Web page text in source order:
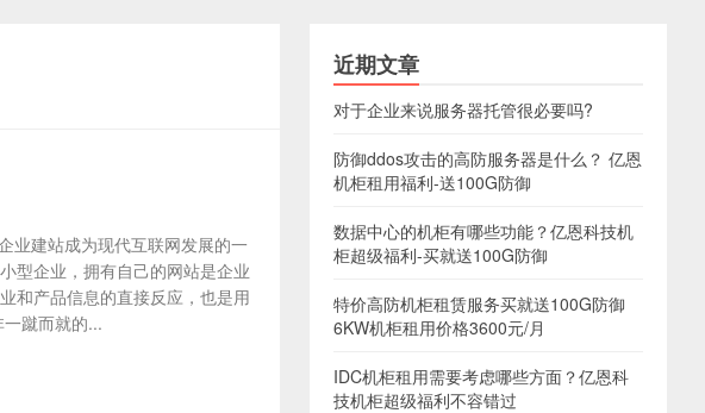
业建站成为现代互联网发展的一
型企业，拥有自己的网站是企业
和产品信息的直接反应，也是用
蹴而就的...
近期文章
对于企业来说服务器托管很必要吗?
防御ddos攻击的高防服务器是什么？ 亿恩
机柜租用福利-送100G防御
数据中心的机柜有哪些功能？亿恩科技机
柜超级福利-买就送100G防御
特价高防机柜租赁服务买就送100G防御
6KW机柜租用价格3600元/月
IDC机柜租用需要考虑哪些方面？亿恩科
技机柜超级福利不容错过